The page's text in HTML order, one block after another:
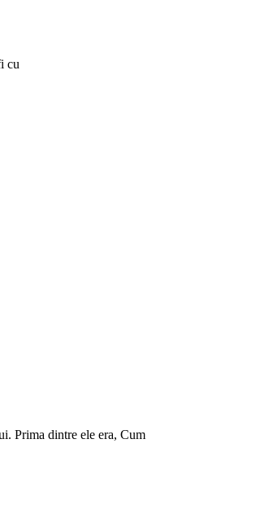
cu
Prima dintre ele era, Cum